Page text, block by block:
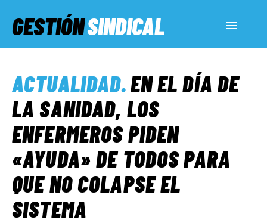
GESTIÓNSINDICAL
SERVICIOS SOCIALES
INFORMES ESPECIALES
FUERA DE MEGÁFONO
ACTUALIDAD.EN EL DÍA DE
LA SANIDAD, LOS
ENFERMEROS PIDEN
«AYUDA» DE TODOS PARA
QUE NO COLAPSE EL
SISTEMA